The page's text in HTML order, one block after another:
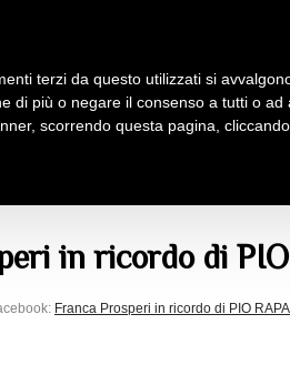
Insieme Per La Cultura
in ricordo di
Franca Prosperi in ricordo di PIO
terzi da questo utilizzati si
di più o negare il consenso a tutti o
scorrendo questa pagina,